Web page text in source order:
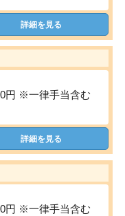
詳細を見る
円 ※一律手当含む
詳細を見る
円 ※一律手当含む